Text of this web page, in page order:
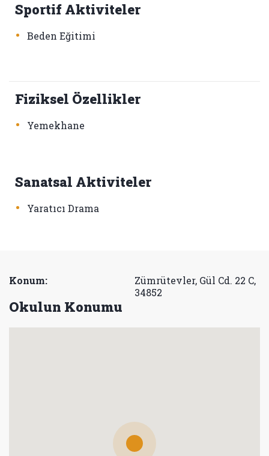
Sportif Aktiviteler
• Beden Eğitimi
Fiziksel Özellikler
• Yemekhane
Sanatsal Aktiviteler
• Yaratıcı Drama
Konum:
Zümrütevler, Gül Cd. 22 C,
34852
Okulun Konumu